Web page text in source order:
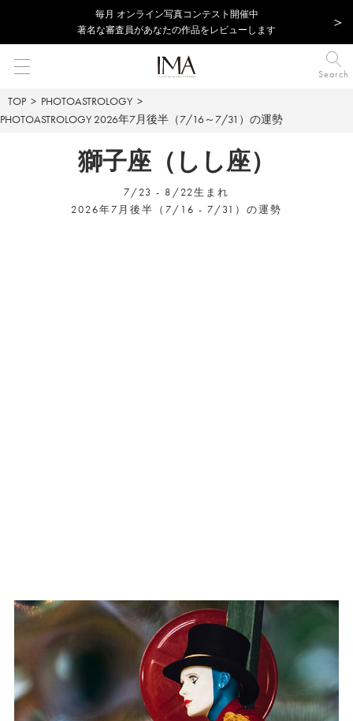
毎⽉ オンライン写真コンテスト開催中
著名な審査員があなたの作品をレビューします
Search
TOP
PHOTOASTROLOGY
PHOTOASTROLOGY 2026年7月後半（7/16～7/31）の運勢
獅子座（しし座）
7/23 - 8/22生まれ
2026年7月後半（7/16 - 7/31）の運勢